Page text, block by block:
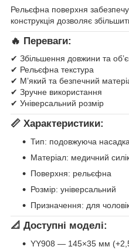
Рельєфна поверхня
конструкція дозволяє
🔥 Переваги:
✔ Збільшення довжини та
✔ Рельєфна текстура
✔ М’який та безпечний
✔ Зручне використання
✔ Універсальний розмір
📏 Характеристики:
Тип: подовжуюча насадка
Матеріал: медичний
Поверхня: рельєфна
Розмір: універсальний
Призначення: для
📐 Доступні моделі:
YY908 — 145×35 мм